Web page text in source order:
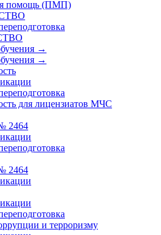
помощь (ПМП)
→
→
для лицензиатов МЧС
2464
2464
и терроризму